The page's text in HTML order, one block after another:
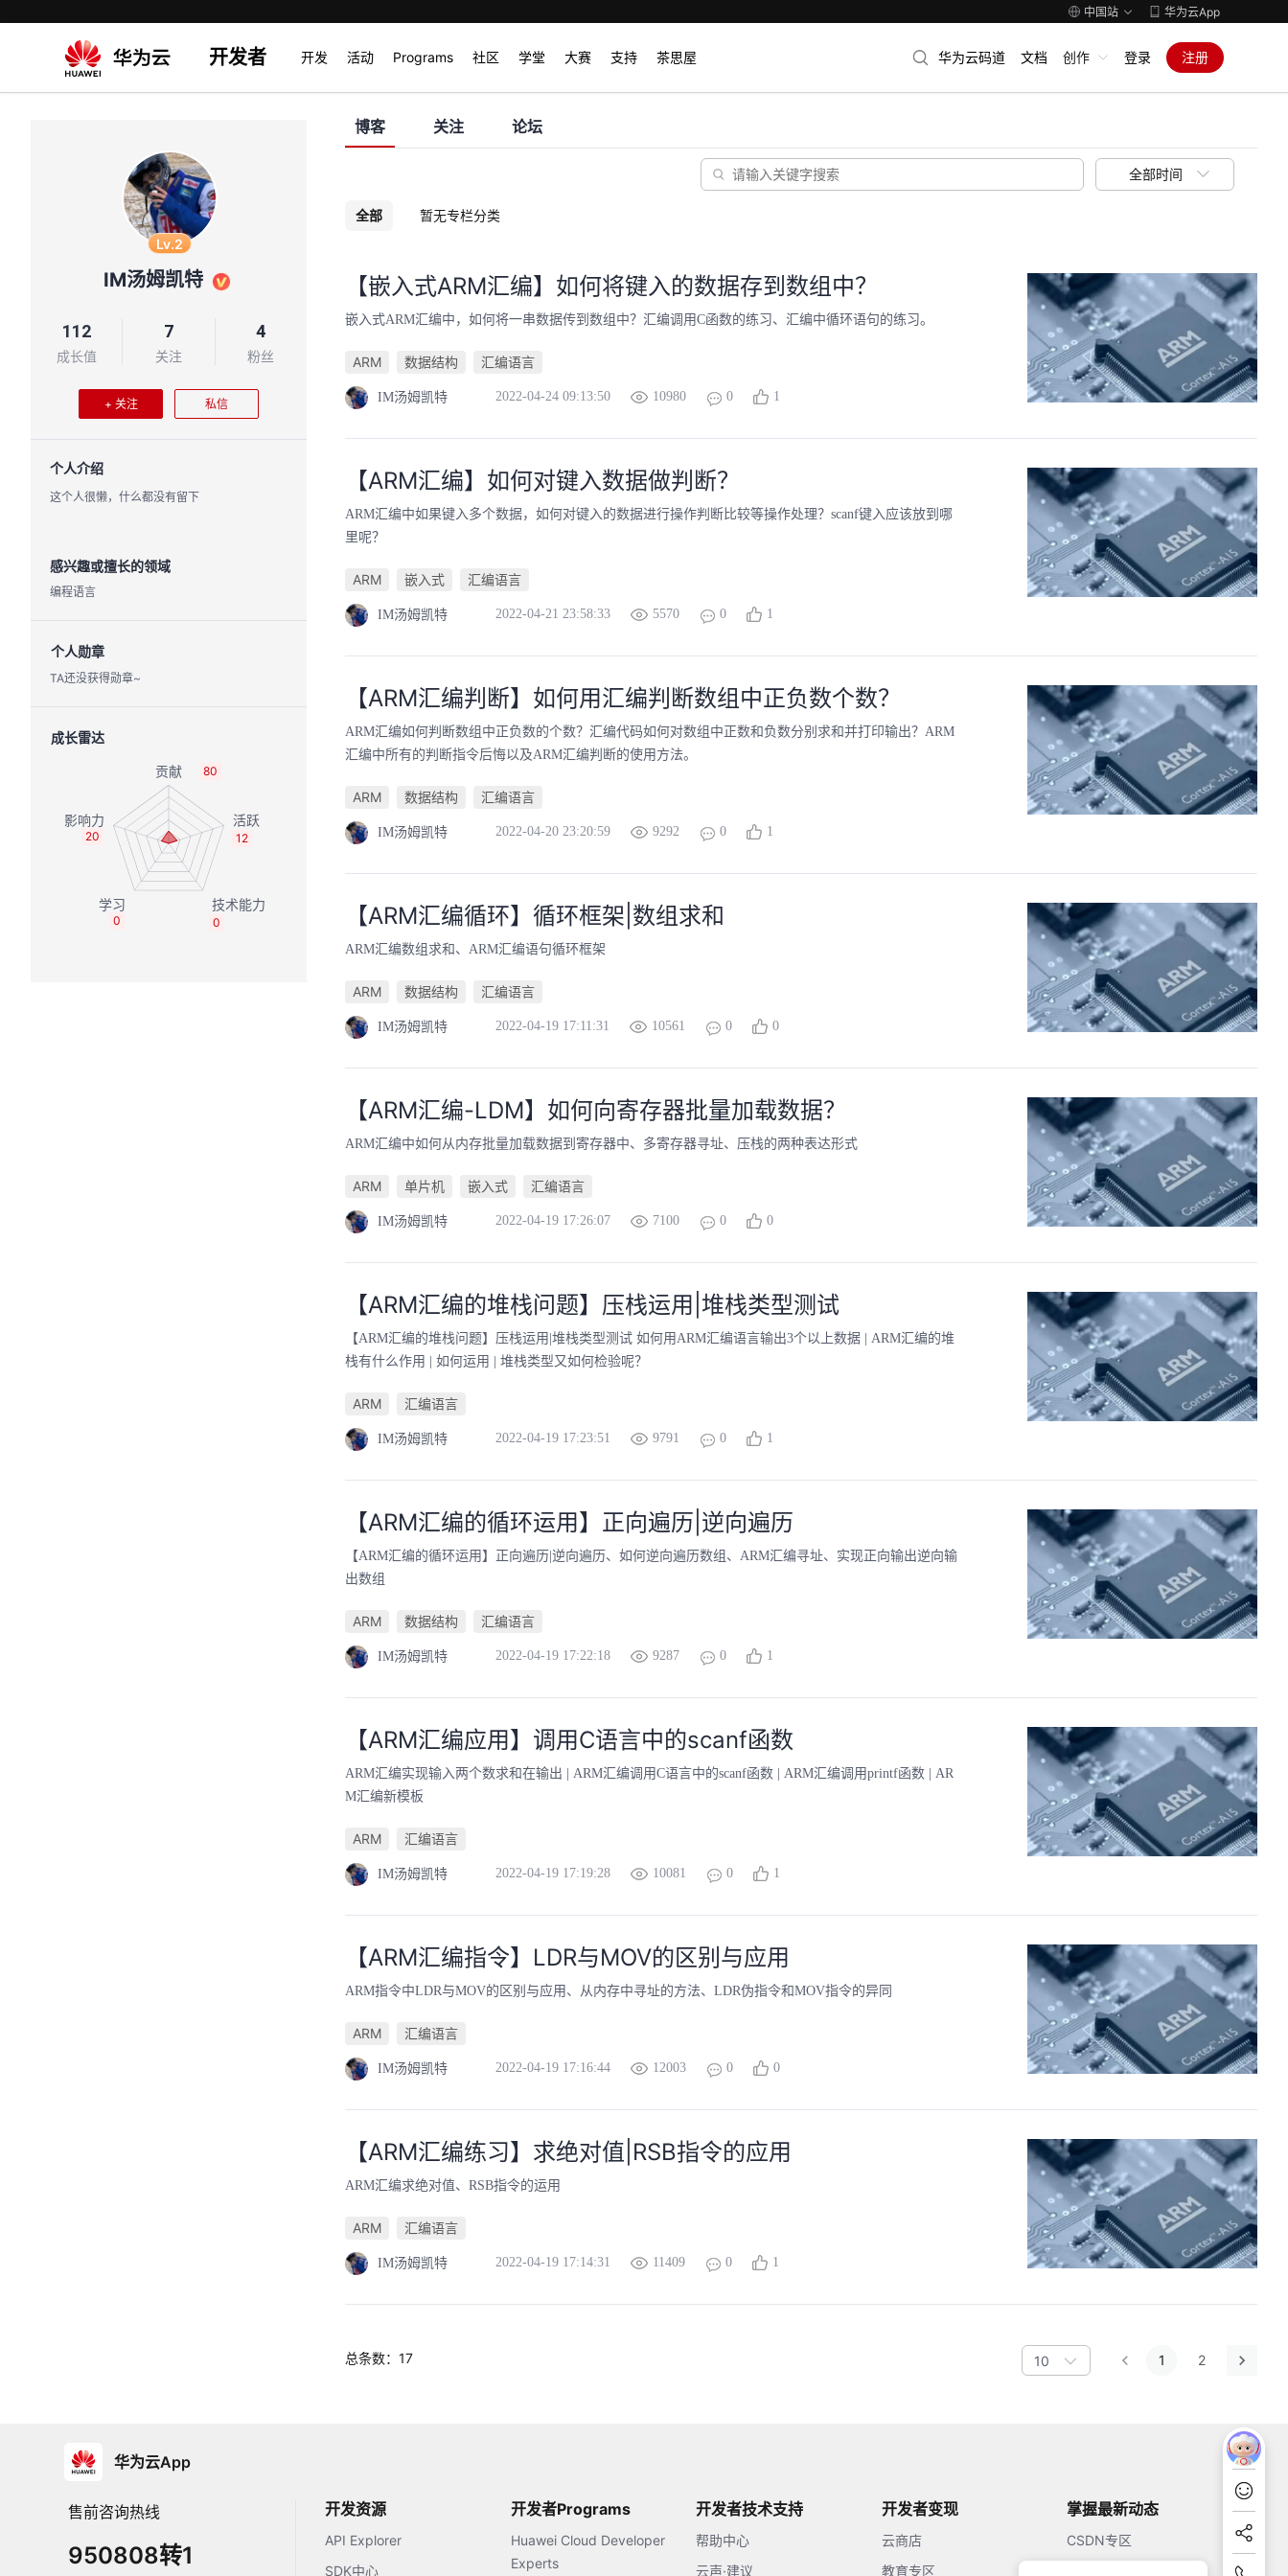
中国站 华为云App
开发者 开发 活动 Programs 社区 学堂 大赛 支持 茶思屋 华为云码道 文档 创作 登录 注册
Lv.2
IM汤姆凯特
112
成长值
7
关注
4
粉丝
+ 关注 私信
个人介绍
这个人很懒，什么都没有留下
感兴趣或擅长的领域
编程语言
个人勋章
TA还没获得勋章~
成长雷达
80
12
0
0
20
博客 关注 论坛
全部时间
全部 暂无专栏分类
【嵌入式ARM汇编】如何将键入的数据存到数组中？
嵌入式ARM汇编中，如何将一串数据传到数组中？汇编调用C函数的练习、汇编中循环语句的练习。
ARM 数据结构 汇编语言
IM汤姆凯特 2022-04-24 09:13:50 10980 0 1
【ARM汇编】如何对键入数据做判断？
ARM汇编中如果键入多个数据，如何对键入的数据进行操作判断比较等操作处理？scanf键入应该放到哪
里呢？
ARM 嵌入式 汇编语言
IM汤姆凯特 2022-04-21 23:58:33 5570 0 1
【ARM汇编判断】如何用汇编判断数组中正负数个数？
ARM汇编如何判断数组中正负数的个数？汇编代码如何对数组中正数和负数分别求和并打印输出？ARM
汇编中所有的判断指令后悔以及ARM汇编判断的使用方法。
ARM 数据结构 汇编语言
IM汤姆凯特 2022-04-20 23:20:59 9292 0 1
【ARM汇编循环】循环框架|数组求和
ARM汇编数组求和、ARM汇编语句循环框架
ARM 数据结构 汇编语言
IM汤姆凯特 2022-04-19 17:11:31 10561 0 0
【ARM汇编-LDM】如何向寄存器批量加载数据？
ARM汇编中如何从内存批量加载数据到寄存器中、多寄存器寻址、压栈的两种表达形式
ARM 单片机 嵌入式 汇编语言
IM汤姆凯特 2022-04-19 17:26:07 7100 0 0
【ARM汇编的堆栈问题】压栈运用|堆栈类型测试
【ARM汇编的堆栈问题】压栈运用|堆栈类型测试 如何用ARM汇编语言输出3个以上数据 | ARM汇编的堆
栈有什么作用 | 如何运用 | 堆栈类型又如何检验呢？
ARM 汇编语言
IM汤姆凯特 2022-04-19 17:23:51 9791 0 1
【ARM汇编的循环运用】正向遍历|逆向遍历
【ARM汇编的循环运用】正向遍历|逆向遍历、如何逆向遍历数组、ARM汇编寻址、实现正向输出逆向输
出数组
ARM 数据结构 汇编语言
IM汤姆凯特 2022-04-19 17:22:18 9287 0 1
【ARM汇编应用】调用C语言中的scanf函数
ARM汇编实现输入两个数求和在输出 | ARM汇编调用C语言中的scanf函数 | ARM汇编调用printf函数 | AR
M汇编新模板
ARM 汇编语言
IM汤姆凯特 2022-04-19 17:19:28 10081 0 1
【ARM汇编指令】LDR与MOV的区别与应用
ARM指令中LDR与MOV的区别与应用、从内存中寻址的方法、LDR伪指令和MOV指令的异同
ARM 汇编语言
IM汤姆凯特 2022-04-19 17:16:44 12003 0 0
【ARM汇编练习】求绝对值|RSB指令的应用
ARM汇编求绝对值、RSB指令的运用
ARM 汇编语言
IM汤姆凯特 2022-04-19 17:14:31 11409 0 1
总条数：17 10 1 2
华为云App
售前咨询热线
950808转1
开发资源
API Explorer
SDK中心
开发者Programs
Huawei Cloud Developer
Experts
开发者技术支持
帮助中心
云声·建议
开发者变现
云商店
教育专区
掌握最新动态
CSDN专区